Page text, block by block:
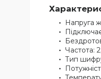
Напруга
Частота:
Тип